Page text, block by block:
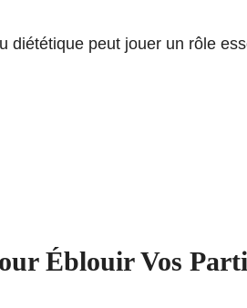
peut jouer un rôle
Éblouir Vos